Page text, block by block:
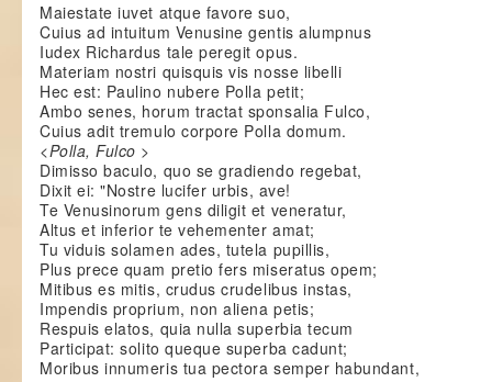
Maiestate iuvet atque favore suo,
Cuius ad intuitum Venusine gentis alumpnus
Iudex Richardus tale peregit opus.
Materiam nostri quisquis vis nosse libelli
Hec est: Paulino nubere Polla petit;
Ambo senes, horum tractat sponsalia Fulco,
Cuius adit tremulo corpore Polla domum.
<Polla, Fulco >
Dimisso baculo, quo se gradiendo regebat,
Dixit ei: "Nostre lucifer urbis, ave!
Te Venusinorum gens diligit et veneratur,
Altus et inferior te vehementer amat;
Tu viduis solamen ades, tutela pupillis,
Plus prece quam pretio fers miseratus opem;
Mitibus es mitis, crudus crudelibus instas,
Impendis proprium, non aliena petis;
Respuis elatos, quia nulla superbia tecum
Participat: solito queque superba cadunt;
Moribus innumeris tua pectora semper habundant,